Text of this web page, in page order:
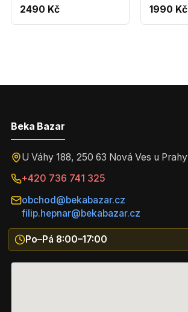
2490 Kč
1990 Kč
Beka Bazar
U Váhy 188, 250 63 Nová Ves u Prahy
+420 736 741 325
obchod@bekabazar.cz
filip.hepnar@bekabazar.cz
Po–Pá 8:00–17:00